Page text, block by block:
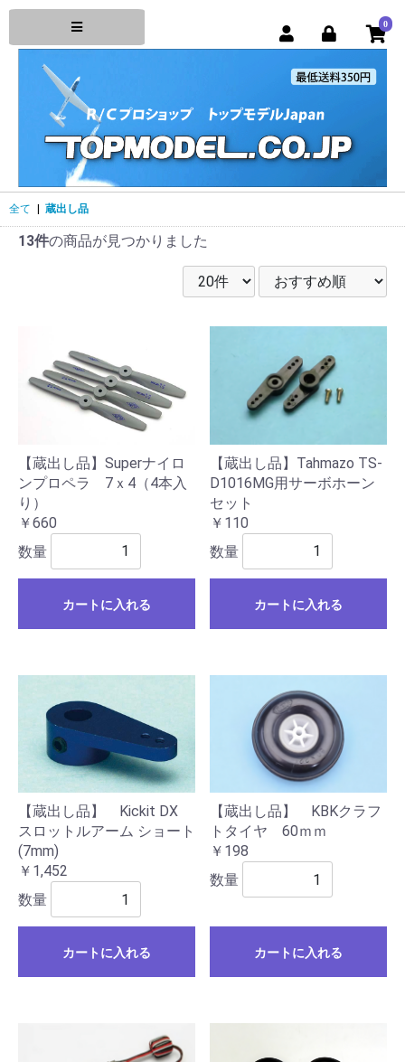
0
全て 蔵出し品
13件の商品が見つかりました
【蔵出し品】Superナイロ
ンプロペラ 7ｘ4（4本入
り）
￥660
数量
カートに入れる
【蔵出し品】Tahmazo TS-
D1016MG用サーボホーン
セット
￥110
数量
カートに入れる
【蔵出し品】 Kickit DX
スロットルアーム ショート
(7mm)
￥1,452
数量
カートに入れる
【蔵出し品】 KBKクラフ
トタイヤ 60ｍｍ
￥198
数量
カートに入れる